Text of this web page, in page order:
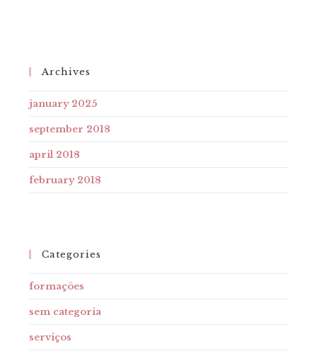
Archives
january 2025
september 2018
april 2018
february 2018
Categories
formações
sem categoria
serviços